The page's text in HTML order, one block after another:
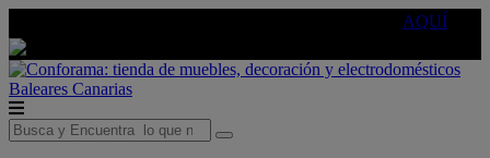
AQUÍ
Baleares Canarias